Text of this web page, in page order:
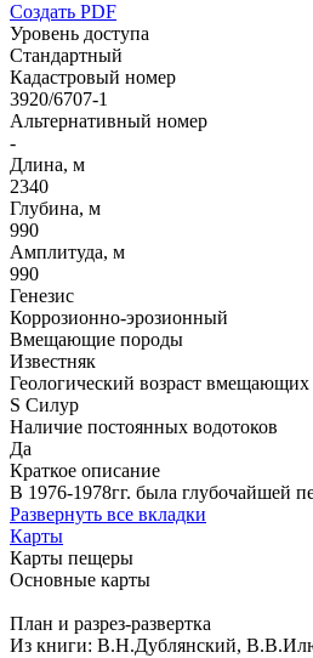
Создать PDF
Уровень доступа
Стандартный
Кадастровый номер
3920/6707-1
Альтернативный номер
-
Длина, м
2340
Глубина, м
990
Амплитуда, м
990
Генезис
Коррозионно-эрозионный
Вмещающие породы
Известняк
Геологический возраст
S Силур
Наличие постоянных водотоков
Да
Краткое описание
В 1976-1978гг. была глубочайшей
Развернуть все вкладки
Карты
Карты пещеры
Основные карты
План и разрез-развертка
Из книги: В.Н.Дублянский,